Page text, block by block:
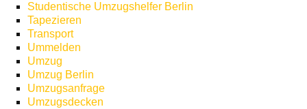
Studentische Umzugshelfer Berlin
Tapezieren
Transport
Ummelden
Umzug
Umzug Berlin
Umzugsanfrage
Umzugsdecken